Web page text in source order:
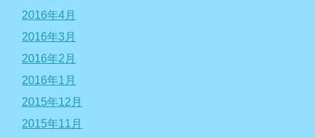
2016年4月
2016年3月
2016年2月
2016年1月
2015年12月
2015年11月